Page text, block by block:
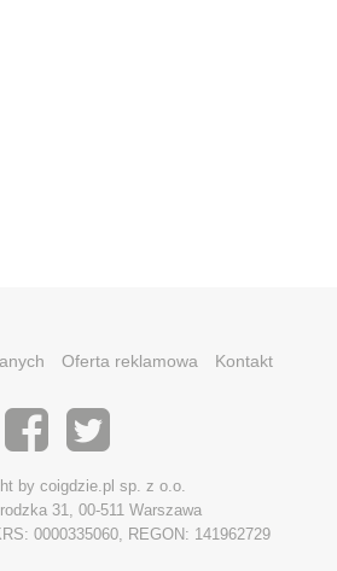
Oferta reklamowa Kontakt
by coigdzie.pl sp. z o.o.
31, 00-511 Warszawa
0000335060, REGON: 141962729